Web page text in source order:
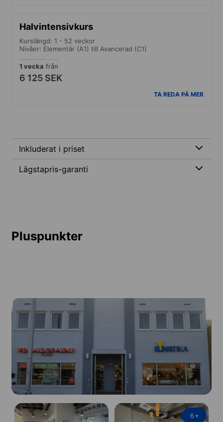
Halvintensivkurs
Kurslängd: 1 - 52 veckor
Nivåer: Elementär (A1) till Avancerad (C1)
1 vecka från
6 125 SEK
TA REDA PÅ MER
Inkluderat i priset
Lägstapris-garanti
Pluspunkter
6+